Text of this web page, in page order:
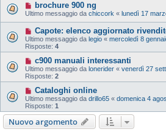
brochure 900 ng
Ultimo messaggio da chiccork « lunedì 17
Capote: elenco aggiornato
Ultimo messaggio da legio « mercoledì 8
Risposte: 4
c900 manuali interessanti
Ultimo messaggio da lonerider « venerdì 27
Risposte: 2
Cataloghi online
Ultimo messaggio da drillo65 « domenica 4
Risposte: 1
Nuovo argomento